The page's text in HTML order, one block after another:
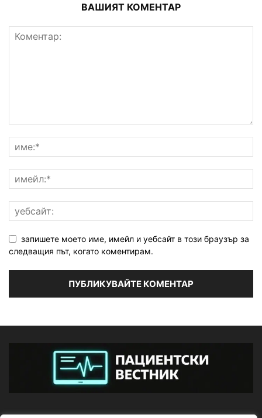
ВАШИЯТ КОМЕНТАР
запишете моето име, имейл и уебсайт в този браузър за
следващия път, когато коментирам.